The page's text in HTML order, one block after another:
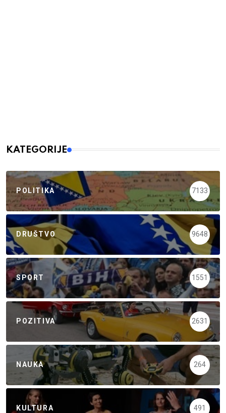
KATEGORIJE
POLITIKA 7133
DRUŠTVO 9648
SPORT 1551
POZITIVA 2631
NAUKA 264
KULTURA 491